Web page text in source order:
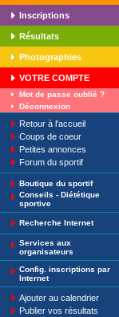
Inscriptions
Résultats
Photographies
VOTRE COMPTE
Mot de passe oublié ?
Déconnexion
Retour à l'accueil
Coups de coeur
Petites annonces
Forum du sportif
Boutique du sportif
Conseils - Diététique
sportive
Recherche Internet
Services aux
organisateurs
Config. inscriptions par
Internet
Ajouter au calendrier
Publier vos résultats